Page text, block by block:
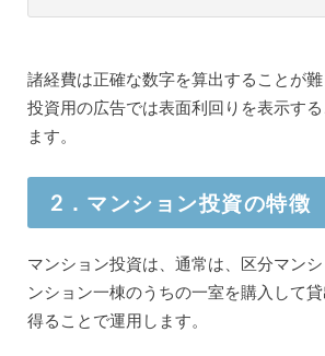
諸経費は正確な数字を算出することが難
投資用の広告では表面利回りを表示す
ます。
2．マンション投資の特徴
マンション投資は、通常は、区分マン
ンション一棟のうちの一室を購入して
得ることで運用します。